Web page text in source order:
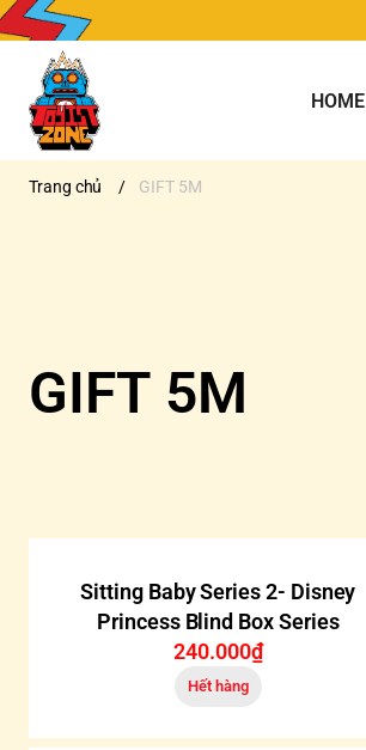
HOME
Trang chủ / GIFT 5M
GIFT 5M
Sitting Baby Series 2- Disney
Princess Blind Box Series
240.000₫
Hết hàng